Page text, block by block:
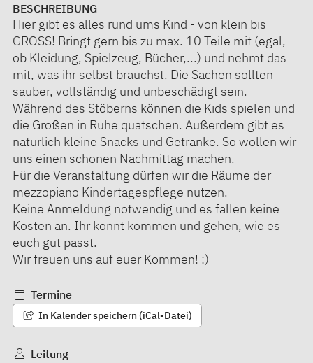
BESCHREIBUNG
Hier gibt es alles rund ums Kind - von klein bis
GROSS! Bringt gern bis zu max. 10 Teile mit (egal,
ob Kleidung, Spielzeug, Bücher,...) und nehmt das
mit, was ihr selbst brauchst. Die Sachen sollten
sauber, vollständig und unbeschädigt sein.
Während des Stöberns können die Kids spielen und
die Großen in Ruhe quatschen. Außerdem gibt es
natürlich kleine Snacks und Getränke. So wollen wir
uns einen schönen Nachmittag machen.
Für die Veranstaltung dürfen wir die Räume der
mezzopiano Kindertagespflege nutzen.
Keine Anmeldung notwendig und es fallen keine
Kosten an. Ihr könnt kommen und gehen, wie es
euch gut passt.
Wir freuen uns auf euer Kommen! :)
Termine
In Kalender speichern (iCal-Datei)
Leitung